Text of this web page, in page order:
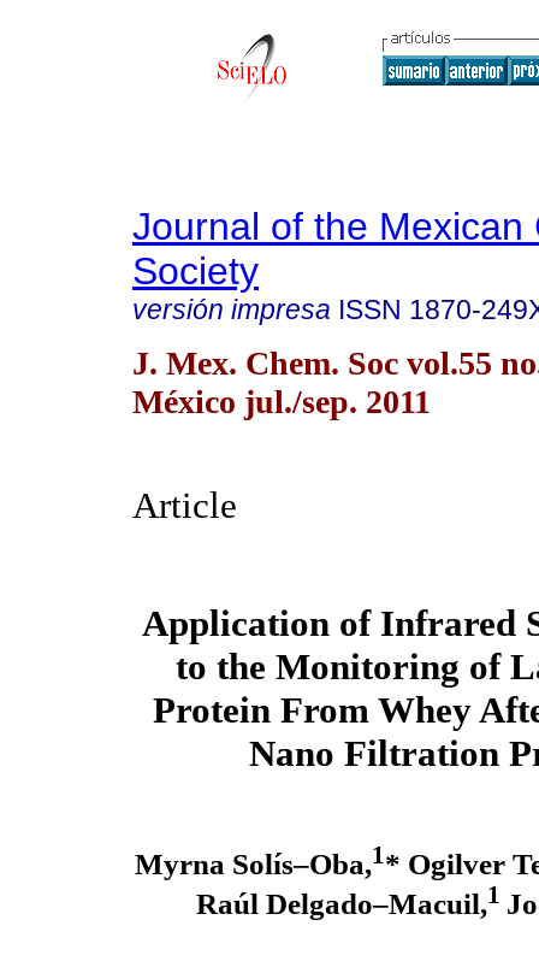
Journal of the Mexican
Society
versión impresa ISSN 1870-
J. Mex. Chem. Soc vol.55
México jul./sep. 2011
Article
Application of Infrared
to the Monitoring of
Protein From Whey
Nano Filtration
Myrna Solís–Oba,1* Ogilver
Raúl Delgado–Macuil,1